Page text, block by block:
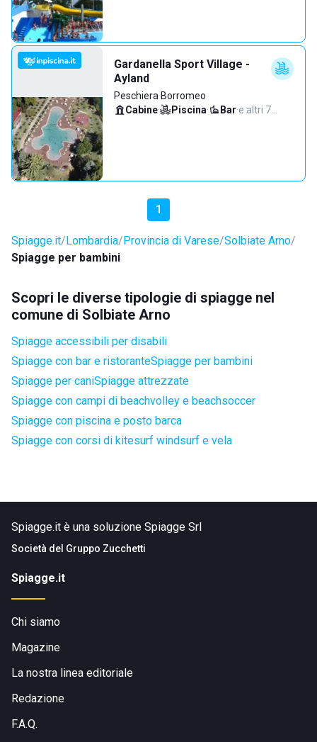
Gardanella Sport Village -
Ayland
Peschiera Borromeo
Cabine· Piscina· Bar·e altri 7…
1
Spiagge.it Lombardia Provincia di Varese Solbiate Arno
Spiagge per bambini
Scopri le diverse tipologie di spiagge nel
comune di Solbiate Arno
Spiagge accessibili per disabili
Spiagge con bar e ristoranteSpiagge per bambini
Spiagge per caniSpiagge attrezzate
Spiagge con campi di beachvolley e beachsoccer
Spiagge con piscina e posto barca
Spiagge con corsi di kitesurf windsurf e vela
Spiagge.it è una soluzione Spiagge Srl
Società del Gruppo Zucchetti
Spiagge.it
Chi siamo
Magazine
La nostra linea editoriale
Redazione
F.A.Q.